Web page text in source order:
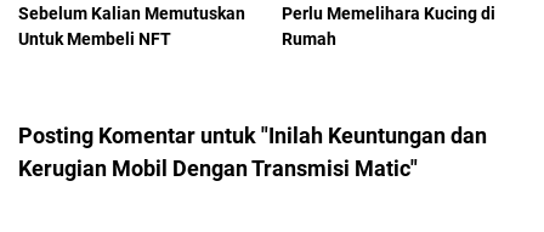
Sebelum Kalian Memutuskan
Untuk Membeli NFT
Perlu Memelihara Kucing di
Rumah
Posting Komentar untuk "Inilah Keuntungan dan
Kerugian Mobil Dengan Transmisi Matic"